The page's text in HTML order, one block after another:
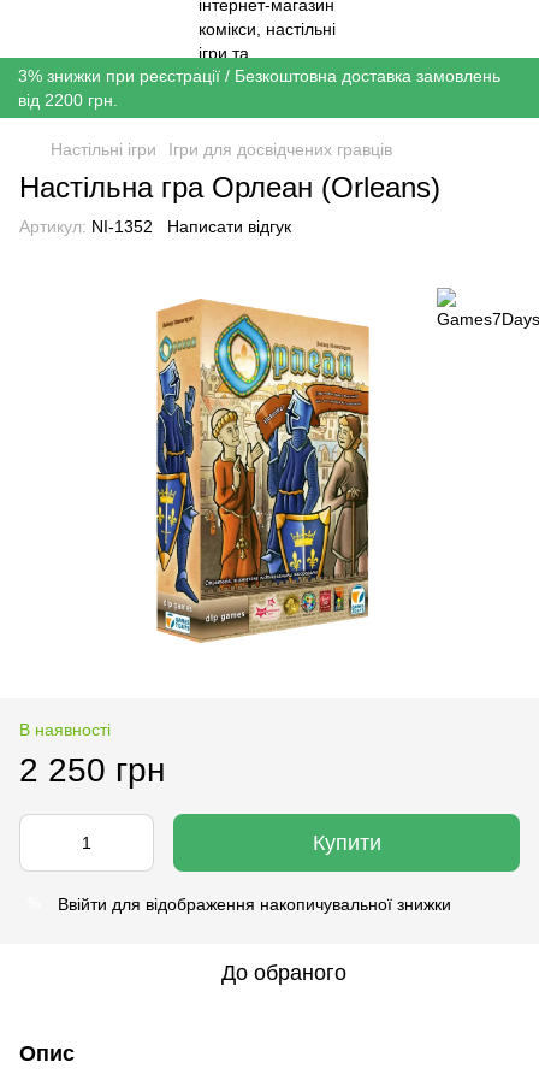
3% знижки при реєстрації / Безкоштовна доставка замовлень
від 2200 грн.
Настільні ігри Ігри для досвідчених гравців
Настільна гра Орлеан (Orleans)
Артикул: NI-1352 Написати відгук
В наявності
2 250 грн
Купити
Ввійти для відображення накопичувальної знижки
До обраного
Опис